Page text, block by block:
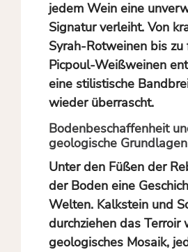
jedem Wein eine
Signatur verleiht. Von
Syrah-Rotweinen bis zu
Picpoul-Weißweinen
eine stilistische
wieder überrascht.
Bodenbeschaffenheit
geologische Grundlagen
Unter den Füßen der
der Boden eine
Welten. Kalkstein und
durchziehen das Terroir
geologisches Mosaik,